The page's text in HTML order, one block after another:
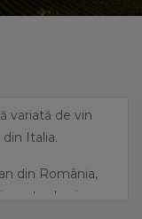
variată de vin
Italia.
din România,
de vin,